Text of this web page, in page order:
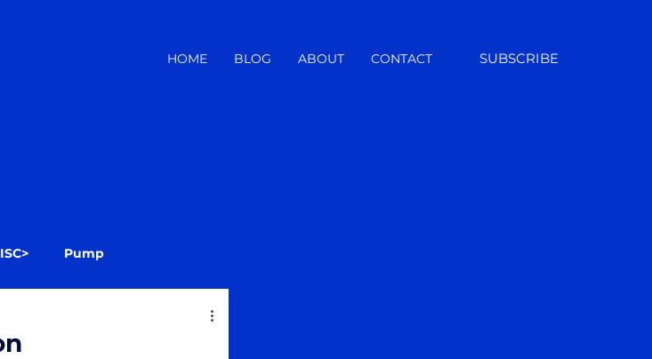
HOME BLOG ABOUT CONTACT SUBSCRIBE
Pump